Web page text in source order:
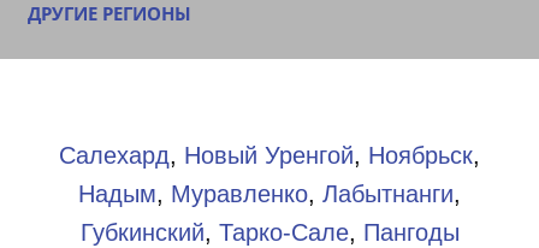
ДРУГИЕ РЕГИОНЫ
Салехард, Новый Уренгой, Ноябрьск,
Надым, Муравленко, Лабытнанги,
Губкинский, Тарко-Сале, Пангоды